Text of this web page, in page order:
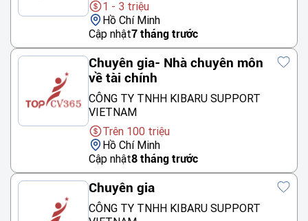
1 - 3 triệu
Hồ Chí Minh
Cập nhật7 tháng trước
Chuyên gia- Nhà chuyên môn
về tài chính
CÔNG TY TNHH KIBARU SUPPORT
VIETNAM
Trên 100 triệu
Hồ Chí Minh
Cập nhật8 tháng trước
Chuyên gia
CÔNG TY TNHH KIBARU SUPPORT